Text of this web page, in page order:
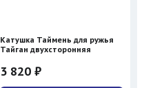
Катушка Таймень для ружья
Тайган двухсторонняя
3 820 ₽